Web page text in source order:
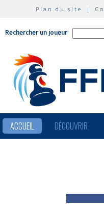
Plan du site |
Rechercher un joueur
ACCUEIL DÉCOUVRIR